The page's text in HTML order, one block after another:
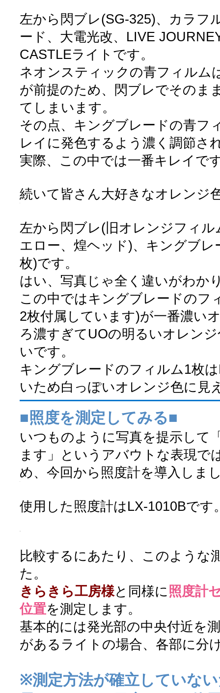
左から閃ブレ(SG-325)、カラフ
ード、大電光改、LIVE
CASTLEライトです。
ネオンスティックの青フィルム
が前提のため、閃ブレでそのま
てしまいます。
その点、キングブレードの青フ
レイに発色するよう濃く調節さ
実際、この中では一番キレイで
続いて皆さん大好きなオレンジ
左から閃ブレ(旧オレンジフィ
エロー、煌ヘッド)、キングブ
枚)です。
はい、写真じゃ全く違いがわか
この中ではキングブレードの
2枚付属しています)が一番濃い
ろ濃すぎてUOの明るいオレン
いです。
キングブレードのフィルム1枚
いため白っぽいオレンジ色に見
■照度を測定してみる■
いつものように写真を提示して
ます」というアバウトな表現で
め、今回から照度計を導入しま
使用した照度計はLX-1010Bです
比較するにあたり、このような
た。
きらきら工房様と同様に照度計
位置を測定します。
基本的には発光部の中央付近を
があるライトの場合、各部に分
※測定方法が確立していな